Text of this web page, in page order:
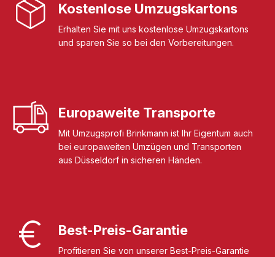
Kostenlose Umzugskartons
Erhalten Sie mit uns kostenlose Umzugskartons
und sparen Sie so bei den Vorbereitungen.
Europaweite Transporte
Mit Umzugsprofi Brinkmann ist Ihr Eigentum auch
bei europaweiten Umzügen und Transporten
aus Düsseldorf in sicheren Händen.
Best-Preis-Garantie
Profitieren Sie von unserer Best-Preis-Garantie